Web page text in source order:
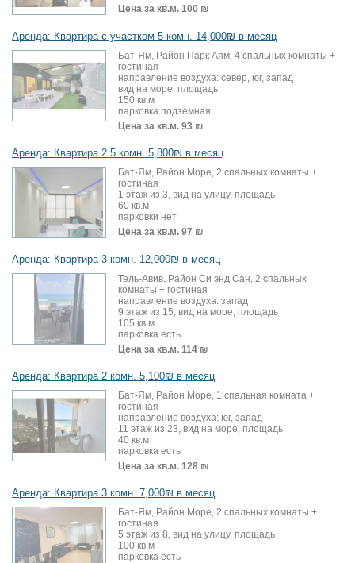
Цена за кв.м. 100 ₪
Аренда: Квартира с участком 5 комн. 14,000₪ в месяц
Бат-Ям, Район Парк Аям, 4 спальных комнаты +
гостиная
направление воздуха: север, юг, запад
вид на море, площадь
150 кв.м
парковка подземная
Цена за кв.м. 93 ₪
Аренда: Квартира 2.5 комн. 5,800₪ в месяц
Бат-Ям, Район Море, 2 спальных комнаты +
гостиная
1 этаж из 3, вид на улицу, площадь
60 кв.м
парковки нет
Цена за кв.м. 97 ₪
Аренда: Квартира 3 комн. 12,000₪ в месяц
Тель-Авив, Район Си энд Сан, 2 спальных
комнаты + гостиная
направление воздуха: запад
9 этаж из 15, вид на море, площадь
105 кв.м
парковка есть
Цена за кв.м. 114 ₪
Аренда: Квартира 2 комн. 5,100₪ в месяц
Бат-Ям, Район Море, 1 спальная комната +
гостиная
направление воздуха: юг, запад
11 этаж из 23, вид на море, площадь
40 кв.м
парковка есть
Цена за кв.м. 128 ₪
Аренда: Квартира 3 комн. 7,000₪ в месяц
Бат-Ям, Район Море, 2 спальных комнаты +
гостиная
5 этаж из 8, вид на улицу, площадь
100 кв.м
парковка есть